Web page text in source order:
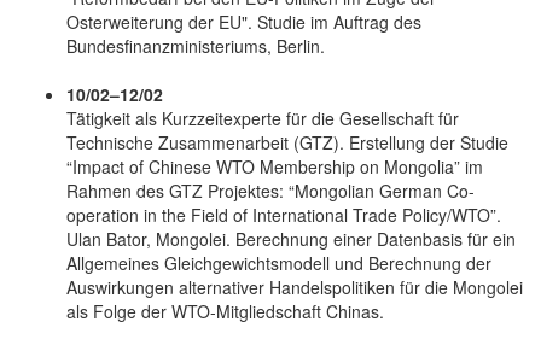
Osterweiterung der EU". Studie im Auftrag des
Bundesfinanzministeriums, Berlin.
10/02–12/02
Tätigkeit als Kurzzeitexperte für die Gesellschaft für
Technische Zusammenarbeit (GTZ). Erstellung der Studie
“Impact of Chinese WTO Membership on Mongolia” im
Rahmen des GTZ Projektes: “Mongolian German Co-
operation in the Field of International Trade Policy/WTO”.
Ulan Bator, Mongolei. Berechnung einer Datenbasis für ein
Allgemeines Gleichgewichtsmodell und Berechnung der
Auswirkungen alternativer Handelspolitiken für die Mongolei
als Folge der WTO-Mitgliedschaft Chinas.